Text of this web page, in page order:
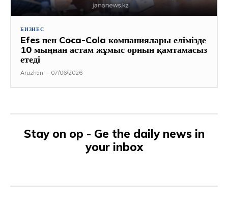
БИЗНЕС
Efes пен Coca-Cola компаниялары елімізде
10 мыңнан астам жұмыс орнын қамтамасыз
етеді
Aruzhan - 07/06/2026
Stay on op - Ge the daily news in
your inbox